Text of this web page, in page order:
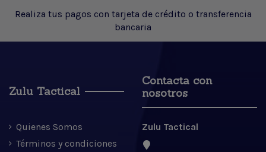
Realiza tus pagos con tarjeta de crédito o transferencia
bancaria
Zulu Tactical
Quienes Somos
Términos y condiciones
Contacta con
nosotros
Zulu Tactical